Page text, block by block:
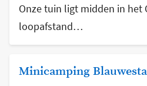
Onze tuin ligt midden in het
loopafstand…
Minicamping